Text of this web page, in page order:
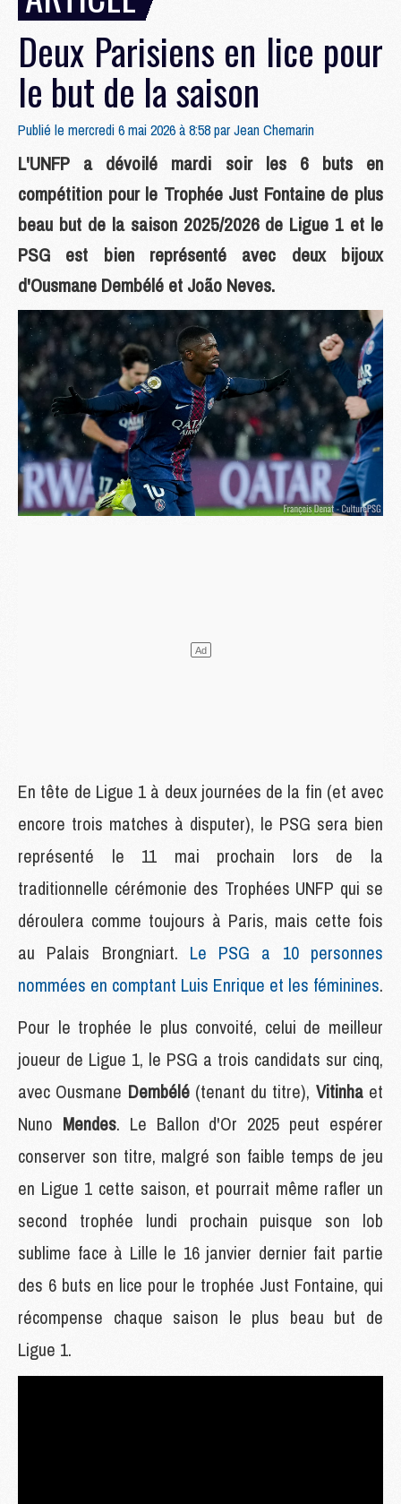
Deux Parisiens en lice pour
le but de la saison
Publié le mercredi 6 mai 2026 à 8:58 parJean Chemarin
L'UNFP a dévoilé mardi soir les 6 buts en
compétition pour le Trophée Just Fontaine de plus
beau but de la saison 2025/2026 de Ligue 1 et le
PSG est bien représenté avec deux bijoux
d'Ousmane Dembélé et João Neves.
En tête de Ligue 1 à deux journées de la fin (et avec
encore trois matches à disputer), le PSG sera bien
représenté le 11 mai prochain lors de la
traditionnelle cérémonie des Trophées UNFP qui se
déroulera comme toujours à Paris, mais cette fois
au Palais Brongniart. Le PSG a 10 personnes
nommées en comptant Luis Enrique et les féminines.
Pour le trophée le plus convoité, celui de meilleur
joueur de Ligue 1, le PSG a trois candidats sur cinq,
avec Ousmane Dembélé (tenant du titre), Vitinha et
Nuno Mendes. Le Ballon d'Or 2025 peut espérer
conserver son titre, malgré son faible temps de jeu
en Ligue 1 cette saison, et pourrait même rafler un
second trophée lundi prochain puisque son lob
sublime face à Lille le 16 janvier dernier fait partie
des 6 buts en lice pour le trophée Just Fontaine, qui
récompense chaque saison le plus beau but de
Ligue 1.